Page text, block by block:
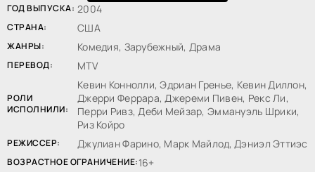
ГОД ВЫПУСКА: 2004
СТРАНА: США
ЖАНРЫ: Комедия, Зарубежный, Драма
ПЕРЕВОД: MTV
РОЛИ
ИСПОЛНИЛИ:
Кевин Коннолли, Эдриан Гренье, Кевин Диллон,
Джерри Феррара, Джереми Пивен, Рекс Ли,
Перри Ривз, Деби Мейзар, Эммануэль Шрики,
Риз Койро
РЕЖИССЕР: Джулиан Фарино, Марк Майлод, Дэниэл Эттиэс
ВОЗРАСТНОЕ ОГРАНИЧЕНИЕ:16+